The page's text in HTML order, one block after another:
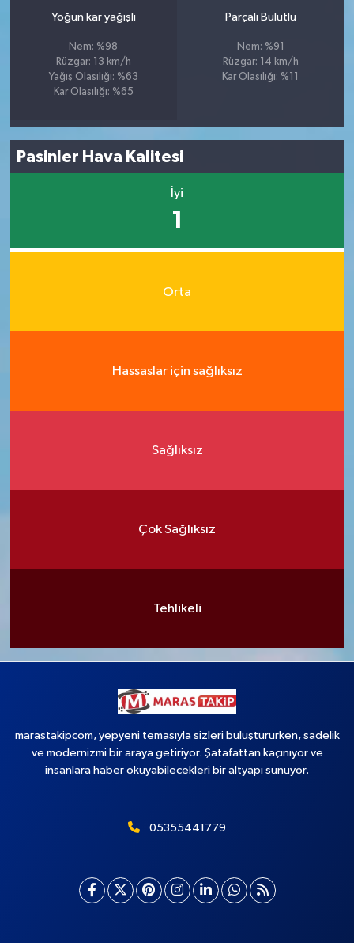
Yoğun kar yağışlı
Nem: %98
Rüzgar: 13 km/h
Yağış Olasılığı: %63
Kar Olasılığı: %65
Parçalı Bulutlu
Nem: %91
Rüzgar: 14 km/h
Kar Olasılığı: %11
Pasinler Hava Kalitesi
İyi
1
Orta
Hassaslar için sağlıksız
Sağlıksız
Çok Sağlıksız
Tehlikeli
marastakipcom, yepyeni temasıyla sizleri buluştururken, sadelik
ve modernizmi bir araya getiriyor. Şatafattan kaçınıyor ve
insanlara haber okuyabilecekleri bir altyapı sunuyor.
05355441779